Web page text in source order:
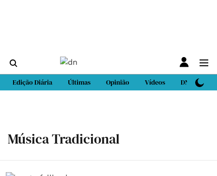
Edição Diária Últimas Opinião Vídeos DN Sport
Música Tradicional